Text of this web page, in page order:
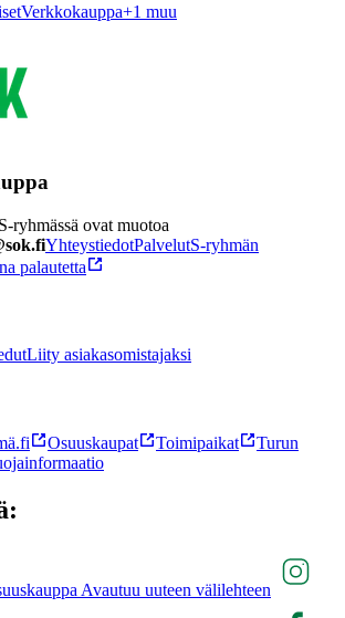
Verkkokauppa+1 muu
ryhmässä ovat muotoa
YhteystiedotPalvelutS-ryhmän
palautetta
Liity asiakasomistajaksi
Osuuskaupat Toimipaikat
Turun
Avautuu uuteen välilehteen